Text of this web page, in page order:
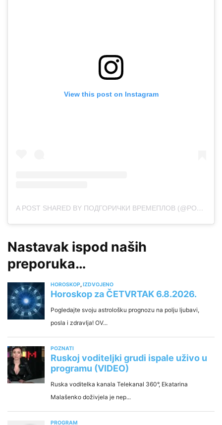
View this post on Instagram
A POST SHARED BY ПОДГОРИЧКИ ВРЕМЕПЛОВ (@PODGORICKI_VREMEPLOV)
Nastavak ispod naših
preporuka…